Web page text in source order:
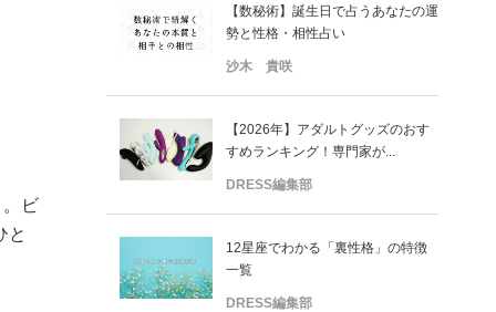
ビ
と
【数秘術】誕生日で占うあなたの運
勢と性格・相性占い
沙木 貴咲
【2026年】アダルトグッズのおす
すめランキング！専門家が...
DRESS編集部
12星座でわかる「裏性格」の特徴
一覧
DRESS編集部